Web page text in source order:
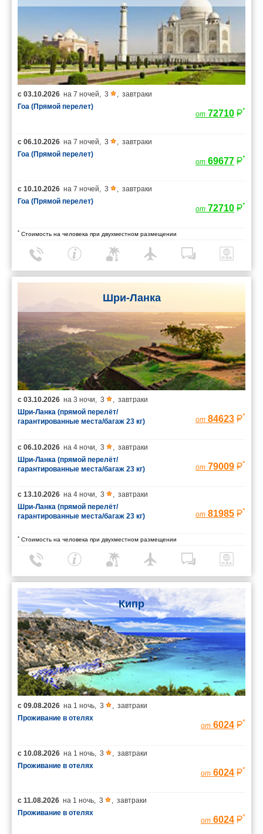
с 03.10.2026 на 7 ночей, 3 , завтраки
Гоа (Прямой перелет)
от 72710 *
с 06.10.2026 на 7 ночей, 3 , завтраки
Гоа (Прямой перелет)
от 69677 *
с 10.10.2026 на 7 ночей, 3 , завтраки
Гоа (Прямой перелет)
от 72710 *
* Стоимость на человека при двухместном размещении
Шри-Ланка
с 03.10.2026 на 3 ночи, 3 , завтраки
Шри-Ланка (прямой перелёт/
гарантированные места/багаж 23 кг)
от 84623 *
с 06.10.2026 на 4 ночи, 3 , завтраки
Шри-Ланка (прямой перелёт/
гарантированные места/багаж 23 кг)
от 79009 *
с 13.10.2026 на 4 ночи, 3 , завтраки
Шри-Ланка (прямой перелёт/
гарантированные места/багаж 23 кг)
от 81985 *
* Стоимость на человека при двухместном размещении
Кипр
с 09.08.2026 на 1 ночь 3
завтраки
Проживание в отелях
от 6024 *
с 10.08.2026 на 1 ночь 3
завтраки
Проживание в отелях
от 6024 *
с 11.08.2026 на 1 ночь 3
завтраки
Проживание в отелях
от 6024 *